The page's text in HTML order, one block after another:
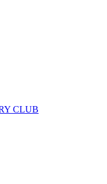
CLUB